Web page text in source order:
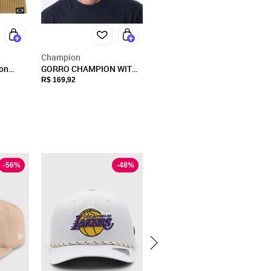
Champion
GORRO CHAMPION WITH
CUFF
R$ 169,92
-56% -48%